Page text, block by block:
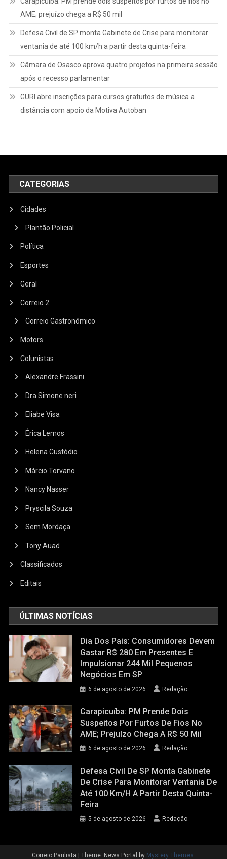
AME; prejuízo chega a R$ 50 mil
Defesa Civil de SP monta Gabinete de Crise para monitorar
ventania de até 100 km/h a partir desta quinta-feira
Câmara de Osasco aprova quatro projetos na primeira sessão
após o recesso parlamentar
GURI abre inscrições para cursos gratuitos de música a
distância com apoio da Motiva Autoban
CATEGORIAS
Cidades
Plantão Policial
Política
Esportes
Geral
Correio 2
Correio Gastronômico
Motors
Colunistas
Alexandre Frassini
Dra Simone neri
Eliabe Visa
Érica Lemos
Helena Custódio
Márcio Torvano
Nancy Nasser
Pryscila Souza
Sem Mordaça
Tony Auad
Classificados
Editais
ÚLTIMAS NOTÍCIAS
Dia Dos Pais: Consumidores Devem
Gastar R$ 280 Em Presentes E
Impulsionar 244 Mil Pequenos
Negócios Em SP
6 de agosto de 2026 Redação
Carapicuíba: PM Prende Dois
Suspeitos Por Furtos De Fios No
AME; Prejuízo Chega A R$ 50 Mil
6 de agosto de 2026 Redação
Defesa Civil De SP Monta Gabinete
De Crise Para Monitorar Ventania De
Até 100 Km/h A Partir Desta Quinta-
Feira
5 de agosto de 2026 Redação
Correio Paulista | Theme: News Portal by Mystery Themes